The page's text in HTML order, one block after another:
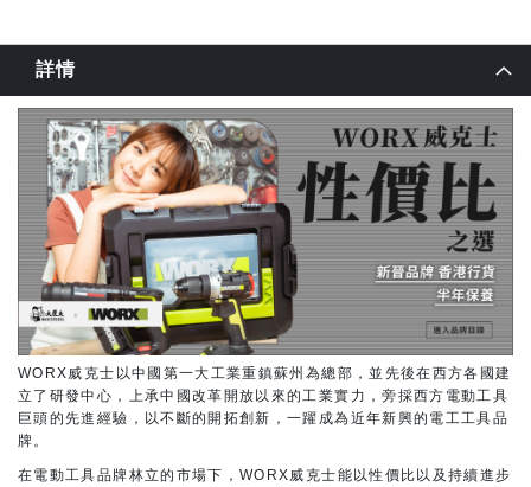
詳情
WORX威克士以中國第一大工業重鎮蘇州為總部，並先後在西方各國建
立了研發中心，上承中國改革開放以來的工業實力，旁採西方電動工具
巨頭的先進經驗，以不斷的開拓創新，一躍成為近年新興的電工工具品
牌。
在電動工具品牌林立的市場下，WORX威克士能以性價比以及持續進步